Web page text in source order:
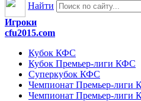
Найти
Игроки
cfu2015.com
Кубок КФС
Кубок Премьер-лиги КФС
Суперкубок КФС
Чемпионат Премьер-лиги
Чемпионат Премьер-лиги